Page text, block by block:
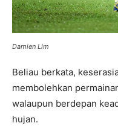
Damien Lim
Beliau berkata,
membolehkan
walaupun berdepan
hujan.